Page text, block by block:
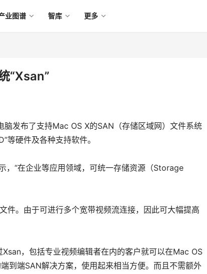
业图谱 智库 更多
“Xsan”
脑发布了支持Mac OS X的SAN（存储区域网）文件系统
等硬件及各种支持软件。
，“在企业等应用领域，可统一存储资源（Storage
件。由于可进行多个宽带视频流连接，因此可大幅提高
，包括专业视频编辑者在内的客户就可以在Mac OS
到端SAN解决方案，使用起来相当方便。而且不需额外